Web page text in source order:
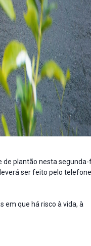
de plantão nesta
ser feito pelo
em que há risco à vida, à